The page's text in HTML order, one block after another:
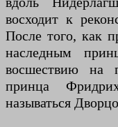
восходит к
После того, как
наследным
восшествию на
принца
называться